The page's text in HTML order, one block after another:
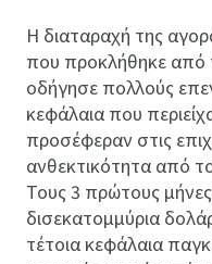
Η διαταραχή της
που προκλήθηκε από
οδήγησε πολλούς
κεφάλαια που
προσέφεραν στις
ανθεκτικότητα από
Τους 3 πρώτους
δισεκατομμύρια
τέτοια κεφάλαια